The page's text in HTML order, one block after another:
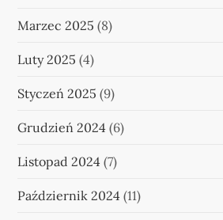
Marzec 2025 (8)
Luty 2025 (4)
Styczeń 2025 (9)
Grudzień 2024 (6)
Listopad 2024 (7)
Październik 2024 (11)